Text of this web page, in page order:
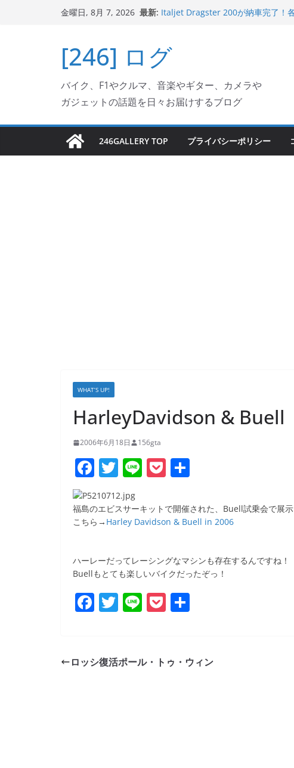
キ
プ
金曜日, 8月 7, 2026 最新: Italjet Dragster 200が納車完了！
Ken Block 逝去
岩手県奥州市へのふるさと納税で
Italjet Dragster 200のフロントISS
リングが楽しくなった
[246] ログ
バイク、F1やクルマ、音楽やギター、カメラや
ガジェットの話題を日々お届けするブログ
246GALLERY TOP プライバシーポリシー
WHAT’S UP!
HarleyDavidson &
2006年6月18日 156gta
F
a
c
e
o
o
k
T
w
itt
er
Li
e
P
ck
et
福島のエビスサーキットで開催された、Buell試乗会で展
こちら→ Harley Davidson & Buell in 2006
ハーレーだってレーシングなマシンも存在するんですね！
Buellもとても楽しいバイクだったぞっ！
F
e
T
er
Li P
et
ロッシ復活ポール・トゥ・ウィン